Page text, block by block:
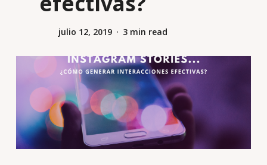
julio 12, 2019 3 min read